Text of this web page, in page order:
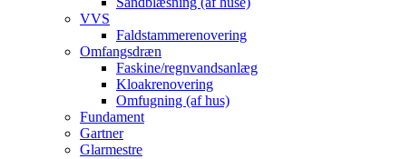
VVS
Faldstammerenovering
Omfangsdræn
Faskine/regnvandsanlæg
Kloakrenovering
Omfugning (af hus)
Fundament
Gartner
Glarmestre